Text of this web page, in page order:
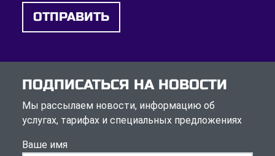
ОТПРАВИТЬ
ПОДПИСАТЬСЯ НА НОВОСТИ
Мы рассылаем новости, информацию об
услугах, тарифах и специальных предложениях
Ваше имя